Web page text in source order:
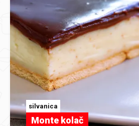
silvanica
Monte kolač